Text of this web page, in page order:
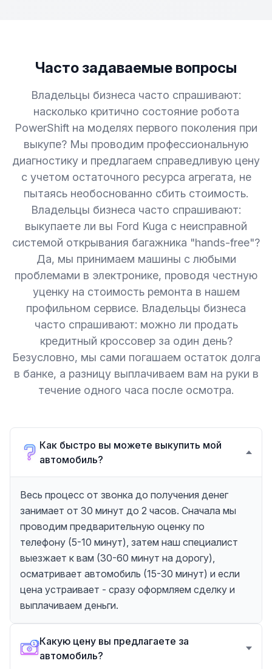
Часто задаваемые вопросы
Владельцы бизнеса часто спрашивают:
насколько критично состояние робота
PowerShift на моделях первого поколения при
выкупе? Мы проводим профессиональную
диагностику и предлагаем справедливую цену
с учетом остаточного ресурса агрегата, не
пытаясь необоснованно сбить стоимость.
Владельцы бизнеса часто спрашивают:
выкупаете ли вы Ford Kuga с неисправной
системой открывания багажника "hands-free"?
Да, мы принимаем машины с любыми
проблемами в электронике, проводя честную
уценку на стоимость ремонта в нашем
профильном сервисе. Владельцы бизнеса
часто спрашивают: можно ли продать
кредитный кроссовер за один день?
Безусловно, мы сами погашаем остаток долга
в банке, а разницу выплачиваем вам на руки в
течение одного часа после осмотра.
Как быстро вы можете выкупить мой
автомобиль?
Весь процесс от звонка до получения денег
занимает от 30 минут до 2 часов. Сначала мы
проводим предварительную оценку по
телефону (5-10 минут), затем наш специалист
выезжает к вам (30-60 минут на дорогу),
осматривает автомобиль (15-30 минут) и если
цена устраивает - сразу оформляем сделку и
выплачиваем деньги.
Какую цену вы предлагаете за
автомобиль?